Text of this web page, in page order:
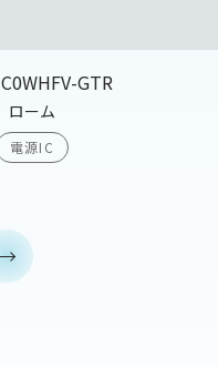
GTR
ローム
電源IC